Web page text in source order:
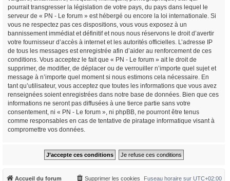
pourrait transgresser la législation de votre pays, du pays dans lequel le
serveur de « PN - Le forum » est hébergé ou encore la loi internationale. Si
vous ne respectez pas ces dispositions, vous vous exposez à un
bannissement immédiat et définitif et nous nous réservons le droit d’avertir
votre fournisseur d’accès à internet et les autorités officielles. L’adresse IP
de tous les messages est enregistrée afin d’aider au renforcement de ces
conditions. Vous acceptez le fait que « PN - Le forum » ait le droit de
supprimer, de modifier, de déplacer ou de verrouiller n’importe quel sujet et
message à n’importe quel moment si nous estimons cela nécessaire. En
tant qu’utilisateur, vous acceptez que toutes les informations que vous avez
renseignées soient enregistrées dans notre base de données. Bien que ces
informations ne seront pas diffusées à une tierce partie sans votre
consentement, ni « PN - Le forum », ni phpBB, ne pourront être tenus
comme responsables en cas de tentative de piratage informatique visant à
compromettre vos données.
Accueil du forum Fuseau horaire sur UTC+02:00
Supprimer les cookies